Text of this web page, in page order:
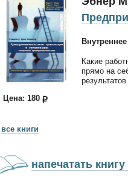
Какие
прямо на
Цена: 180
все книги
напечатать